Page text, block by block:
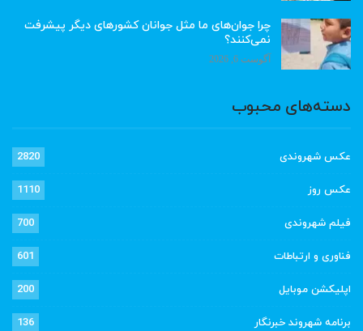
چرا جوان‌های ما مثل جوانان کشورهای دیگر پیشرفت
نمی‌کنند؟
آگوست 6, 2026
دسته‌های محبوب
عکس شهروندی 2820
عکس روز 1110
فیلم شهروندی 700
فناوری و ارتباطات 601
اپلیکشن موبایل 200
برنامه شهروند خبرنگار 136